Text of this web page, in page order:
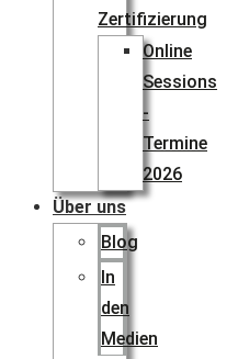
Zertifizierung
Online
Sessions
-
Termine
2026
Über uns
Blog
In
den
Medien